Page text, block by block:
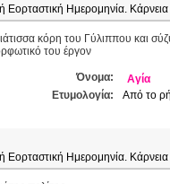
Ημερομηνία. Κάρνεια
κόρη του Γύλιππου και
του έργον
Όνομα:
Αγία
Ετυμολογία:
Από το
Ημερομηνία. Κάρνεια